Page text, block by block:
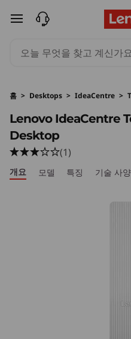
a
C
e
n
주요 콘텐츠로 건너뛰기
홈 > Desktops > IdeaCentre >
Lenovo IdeaCentre
Desktop
(1)
개요 모델 특징 기술 사양